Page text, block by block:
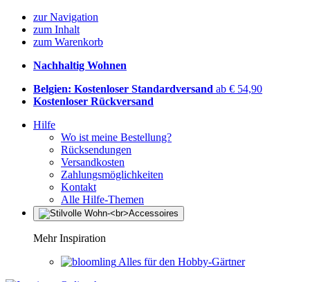
zur Navigation
zum Inhalt
zum Warenkorb
Nachhaltig Wohnen
Belgien: Kostenloser Standardversand ab € 54,90
Kostenloser Rückversand
Hilfe
Wo ist meine Bestellung?
Rücksendungen
Versandkosten
Zahlungsmöglichkeiten
Kontakt
Alle Hilfe-Themen
Mehr Inspiration
Alles für den Hobby-Gärtner